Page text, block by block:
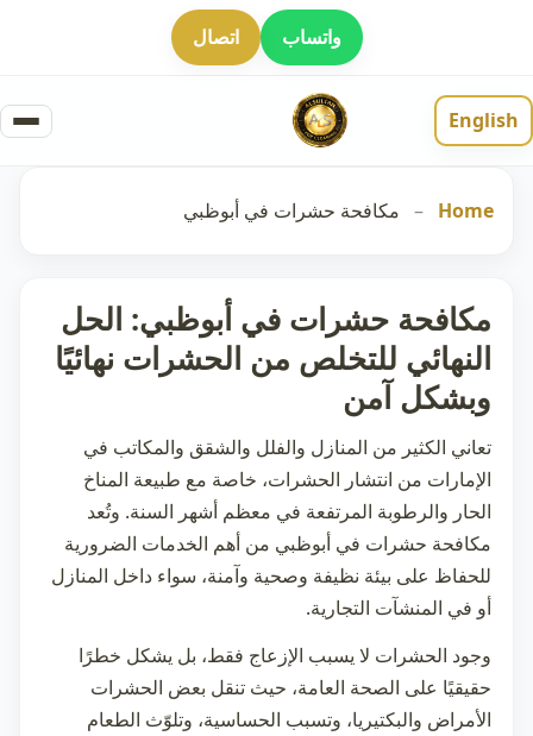
واتساب اتصال
English
Home
– مكافحة حشرات في أبوظبي
مكافحة حشرات في أبوظبي: الحل
النهائي للتخلص من الحشرات نهائيًا
وبشكل آمن
تعاني الكثير من المنازل والفلل والشقق والمكاتب في
الإمارات من انتشار الحشرات، خاصة مع طبيعة المناخ
الحار والرطوبة المرتفعة في معظم أشهر السنة. وتُعد
مكافحة حشرات في أبوظبي من أهم الخدمات الضرورية
للحفاظ على بيئة نظيفة وصحية وآمنة، سواء داخل المنازل
أو في المنشآت التجارية.
وجود الحشرات لا يسبب الإزعاج فقط، بل يشكل خطرًا
حقيقيًا على الصحة العامة، حيث تنقل بعض الحشرات
الأمراض والبكتيريا، وتسبب الحساسية، وتلوّث الطعام